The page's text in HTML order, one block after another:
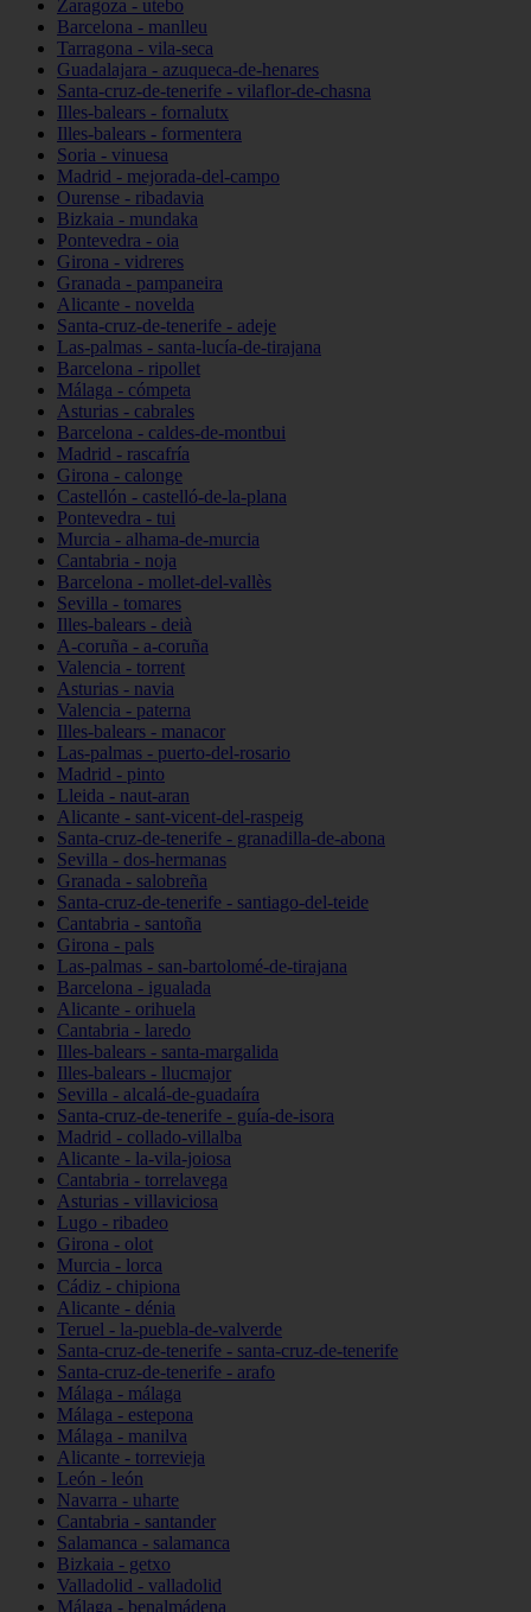
Zaragoza - utebo
Barcelona - manlleu
Tarragona - vila-seca
Guadalajara - azuqueca-de-henares
Santa-cruz-de-tenerife - vilaflor-de-chasna
Illes-balears - fornalutx
Illes-balears - formentera
Soria - vinuesa
Madrid - mejorada-del-campo
Ourense - ribadavia
Bizkaia - mundaka
Pontevedra - oia
Girona - vidreres
Granada - pampaneira
Alicante - novelda
Santa-cruz-de-tenerife - adeje
Las-palmas - santa-lucía-de-tirajana
Barcelona - ripollet
Málaga - cómpeta
Asturias - cabrales
Barcelona - caldes-de-montbui
Madrid - rascafría
Girona - calonge
Castellón - castelló-de-la-plana
Pontevedra - tui
Murcia - alhama-de-murcia
Cantabria - noja
Barcelona - mollet-del-vallès
Sevilla - tomares
Illes-balears - deià
A-coruña - a-coruña
Valencia - torrent
Asturias - navia
Valencia - paterna
Illes-balears - manacor
Las-palmas - puerto-del-rosario
Madrid - pinto
Lleida - naut-aran
Alicante - sant-vicent-del-raspeig
Santa-cruz-de-tenerife - granadilla-de-abona
Sevilla - dos-hermanas
Granada - salobreña
Santa-cruz-de-tenerife - santiago-del-teide
Cantabria - santoña
Girona - pals
Las-palmas - san-bartolomé-de-tirajana
Barcelona - igualada
Alicante - orihuela
Cantabria - laredo
Illes-balears - santa-margalida
Illes-balears - llucmajor
Sevilla - alcalá-de-guadaíra
Santa-cruz-de-tenerife - guía-de-isora
Madrid - collado-villalba
Alicante - la-vila-joiosa
Cantabria - torrelavega
Asturias - villaviciosa
Lugo - ribadeo
Girona - olot
Murcia - lorca
Cádiz - chipiona
Alicante - dénia
Teruel - la-puebla-de-valverde
Santa-cruz-de-tenerife - santa-cruz-de-tenerife
Santa-cruz-de-tenerife - arafo
Málaga - málaga
Málaga - estepona
Málaga - manilva
Alicante - torrevieja
León - león
Navarra - uharte
Cantabria - santander
Salamanca - salamanca
Bizkaia - getxo
Valladolid - valladolid
Málaga - benalmádena